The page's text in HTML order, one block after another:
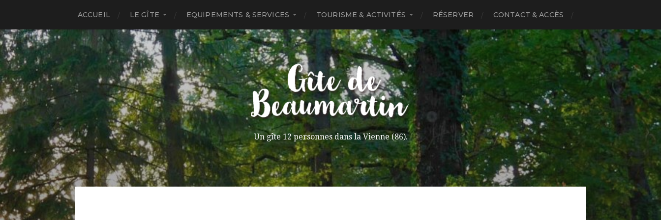
ACCUEIL LE GÎTE EQUIPEMENTS & SERVICES TOURISME & ACTIVITÉS RÉSERVER CONTACT & ACCÈS
Un gîte 12 personnes dans la Vienne (86).